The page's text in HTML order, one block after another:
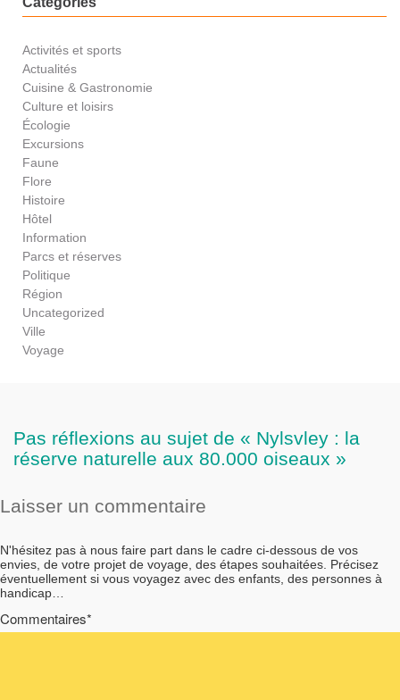
Activités et sports
Actualités
Cuisine & Gastronomie
Culture et loisirs
Écologie
Excursions
Faune
Flore
Histoire
Hôtel
Information
Parcs et réserves
Politique
Région
Uncategorized
Ville
Voyage
Pas réflexions au sujet de « Nylsvley : la
réserve naturelle aux 80.000 oiseaux »
Laisser un commentaire
N'hésitez pas à nous faire part dans le cadre ci-dessous de vos
envies, de votre projet de voyage, des étapes souhaitées. Précisez
éventuellement si vous voyagez avec des enfants, des personnes à
handicap…
Commentaires*